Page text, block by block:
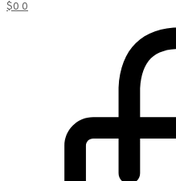
$0 0